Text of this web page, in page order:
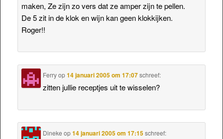
maken, Ze zijn zo vers dat ze amper zijn te pellen.
De 5 zit in de klok en wijn kan geen klokkijken.
Roger!!
Ferryop14 januari 2005 om 17:07 schreef:
zitten jullie receptjes uit te wisselen?
Dineke op14 januari 2005 om 17:15 schreef: